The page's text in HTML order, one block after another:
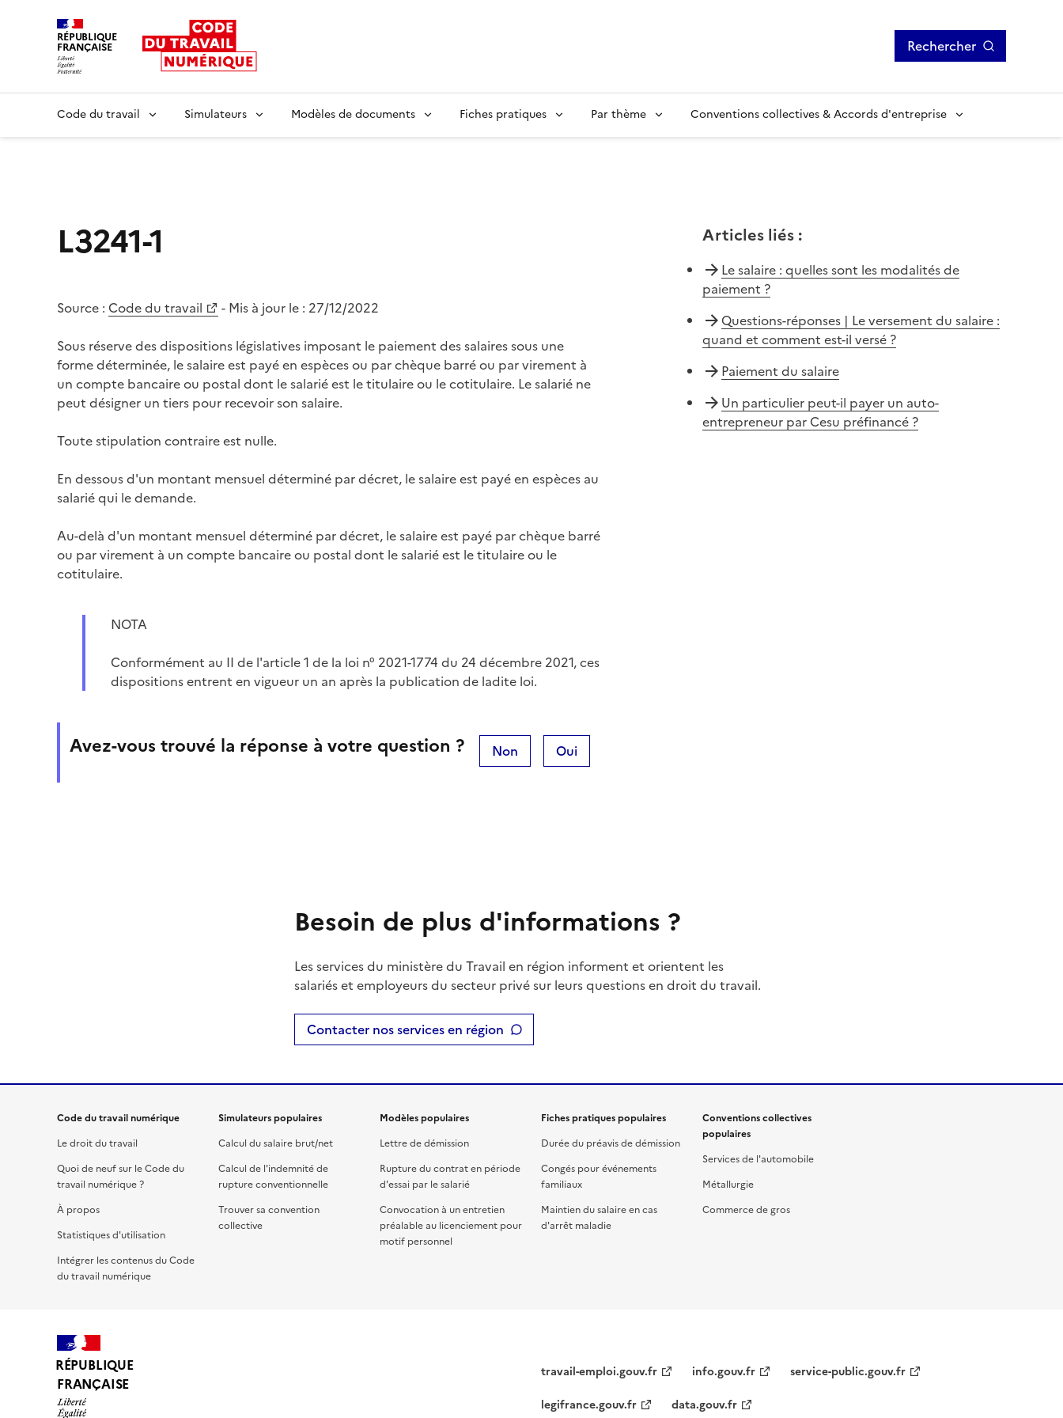
RÉPUBLIQUE
FRANÇAISE Rechercher
Code du travail Simulateurs Modèles de documents Fiches pratiques Par thème Conventions collectives & Accords d'entreprise
L3241-1
Source : Code du travail - Mis à jour le : 27/12/2022
Sous réserve des dispositions législatives imposant le paiement des salaires sous une
forme déterminée, le salaire est payé en espèces ou par chèque barré ou par virement à
un compte bancaire ou postal dont le salarié est le titulaire ou le cotitulaire. Le salarié ne
peut désigner un tiers pour recevoir son salaire.
Toute stipulation contraire est nulle.
En dessous d'un montant mensuel déterminé par décret, le salaire est payé en espèces au
salarié qui le demande.
Au-delà d'un montant mensuel déterminé par décret, le salaire est payé par chèque barré
ou par virement à un compte bancaire ou postal dont le salarié est le titulaire ou le
cotitulaire.
NOTA
Conformément au II de l'article 1 de la loi n° 2021-1774 du 24 décembre 2021, ces
dispositions entrent en vigueur un an après la publication de ladite loi.
Avez-vous trouvé la réponse à votre question ? Non Oui
Articles liés:
Le salaire : quelles sont les modalités de
paiement ?
Questions-réponses | Le versement du salaire :
quand et comment est-il versé ?
Paiement du salaire
Un particulier peut-il payer un auto-
entrepreneur par Cesu préfinancé ?
Besoin de plus d'informations ?
Les services du ministère du Travail en région informent et orientent les
salariés et employeurs du secteur privé sur leurs questions en droit du travail.
Contacter nos services en région
Code du travail numérique
Le droit du travail
Quoi de neuf sur le Code du
travail numérique ?
À propos
Statistiques d'utilisation
Intégrer les contenus du Code
du travail numérique
Simulateurs populaires
Calcul du salaire brut/net
Calcul de l'indemnité de
rupture conventionnelle
Trouver sa convention
collective
Modèles populaires
Lettre de démission
Rupture du contrat en période
d'essai par le salarié
Convocation à un entretien
préalable au licenciement pour
motif personnel
Fiches pratiques populaires
Durée du préavis de démission
Congés pour événements
familiaux
Maintien du salaire en cas
d'arrêt maladie
Conventions collectives
populaires
Services de l'automobile
Métallurgie
Commerce de gros
RÉPUBLIQUE
FRANÇAISE
travail-emploi.gouv.fr info.gouv.fr
service-public.gouv.fr
legifrance.gouv.fr
data.gouv.fr